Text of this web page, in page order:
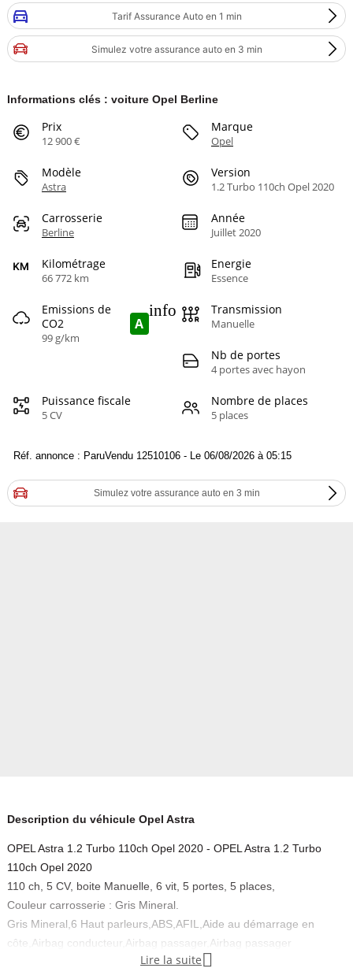
Tarif Assurance Auto en 1 min
Simulez votre assurance auto en 3 min
Informations clés : voiture Opel Berline
Prix
12 900 €
Marque
Opel
Modèle
Astra
Version
1.2 Turbo 110ch Opel 2020
Carrosserie
Berline
Année
Juillet 2020
Kilométrage
66 772 km
Energie
Essence
Emissions de
CO2
99 g/km
A
info Transmission
Manuelle
Nb de portes
4 portes avec hayon
Puissance fiscale
5 CV
Nombre de places
5 places
Réf. annonce : ParuVendu 12510106 - Le 06/08/2026 à 05:15
Simulez votre assurance auto en 3 min
Description du véhicule Opel Astra
OPEL Astra 1.2 Turbo 110ch Opel 2020 - OPEL Astra 1.2 Turbo
110ch Opel 2020
110 ch, 5 CV, boite Manuelle, 6 vit, 5 portes, 5 places,
Couleur carrosserie : Gris Mineral.
Gris Mineral,6 Haut parleurs,ABS,AFIL,Aide au démarrage en
côte,Airbag conducteur,Airbag passager,Airbag passager
déconnectable,Airbags latéraux avant,Airbags rideaux AV et
Lire la suite 